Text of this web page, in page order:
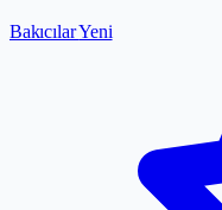
BakıcılarYeni